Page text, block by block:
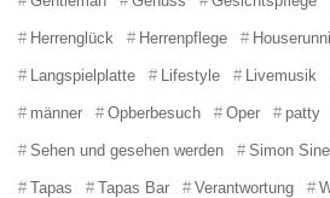
Herrenglück Herrenpflege
Langspielplatte Lifestyle Livemusik
männer Opberbesuch Oper patty
Sehen und gesehen werden Simon
Tapas Tapas Bar Verantwortung